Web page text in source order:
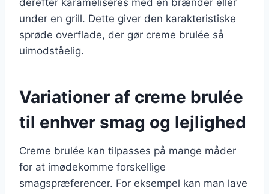
under en grill. Dette giver den karakteristiske
sprøde overflade, der gør creme brulée så
uimodståelig.
Variationer af creme brulée
til enhver smag og lejlighed
Creme brulée kan tilpasses på mange måder
for at imødekomme forskellige
smagspræferencer. For eksempel kan man lave